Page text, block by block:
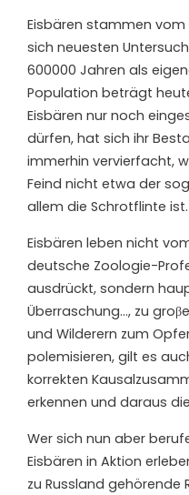
Eisbären stammen
sich neuesten
600000 Jahren als
Population beträgt
Eisbären nur noch
dürfen, hat sich ihr
immerhin vervierfacht,
Feind nicht etwa der
allem die Schrotflinte ist.
Eisbären leben nicht
deutsche Zoologie-
ausdrückt, sondern
Überraschung…, zu
und Wilderern zum
polemisieren, gilt es
korrekten
erkennen und daraus
Wer sich nun aber
Eisbären in Aktion
zu Russland gehörende